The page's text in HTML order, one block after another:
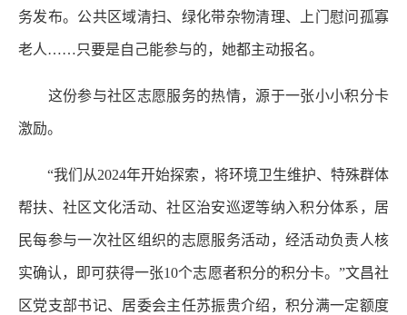
务发布。公共区域清扫、绿化带杂物清理、上门慰问孤寡
老人……只要是自己能参与的，她都主动报名。
这份参与社区志愿服务的热情，源于一张小小积分卡
激励。
“我们从2024年开始探索，将环境卫生维护、特殊群体
帮扶、社区文化活动、社区治安巡逻等纳入积分体系，居
民每参与一次社区组织的志愿服务活动，经活动负责人核
实确认，即可获得一张10个志愿者积分的积分卡。”文昌社
区党支部书记、居委会主任苏振贵介绍，积分满一定额度